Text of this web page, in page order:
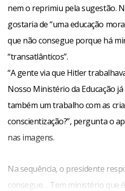
nem o reprimiu pela sugestão.
gostaria de “uma educação
que não consegue porque há
“transatlânticos”.
“A gente via que Hitler
Nosso Ministério da Educação
também um trabalho com as
conscientização?”, pergunta o
nas imagens.
Na sequência, o presidente
consegue… Tem ministério que